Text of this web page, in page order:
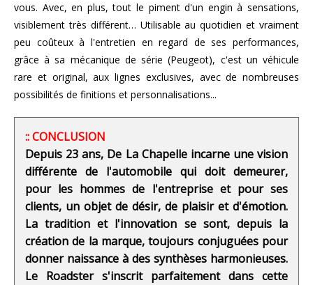
vous. Avec, en plus, tout le piment d'un engin à sensations,
visiblement très différent… Utilisable au quotidien et vraiment
peu coûteux à l'entretien en regard de ses performances,
grâce à sa mécanique de série (Peugeot), c'est un véhicule
rare et original, aux lignes exclusives, avec de nombreuses
possibilités de finitions et personnalisations...
:: CONCLUSION
Depuis 23 ans, De La Chapelle incarne une vision
différente de l'automobile qui doit demeurer,
pour les hommes de l'entreprise et pour ses
clients, un objet de désir, de plaisir et d'émotion.
La tradition et l'innovation se sont, depuis la
création de la marque, toujours conjuguées pour
donner naissance à des synthèses harmonieuses.
Le Roadster s'inscrit parfaitement dans cette